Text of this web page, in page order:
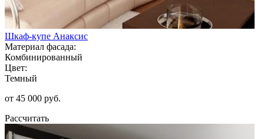
Шкаф-купе Анаксис
Материал фасада:
Комбинированный
Цвет:
Темный
от 45 000 руб.
Рассчитать